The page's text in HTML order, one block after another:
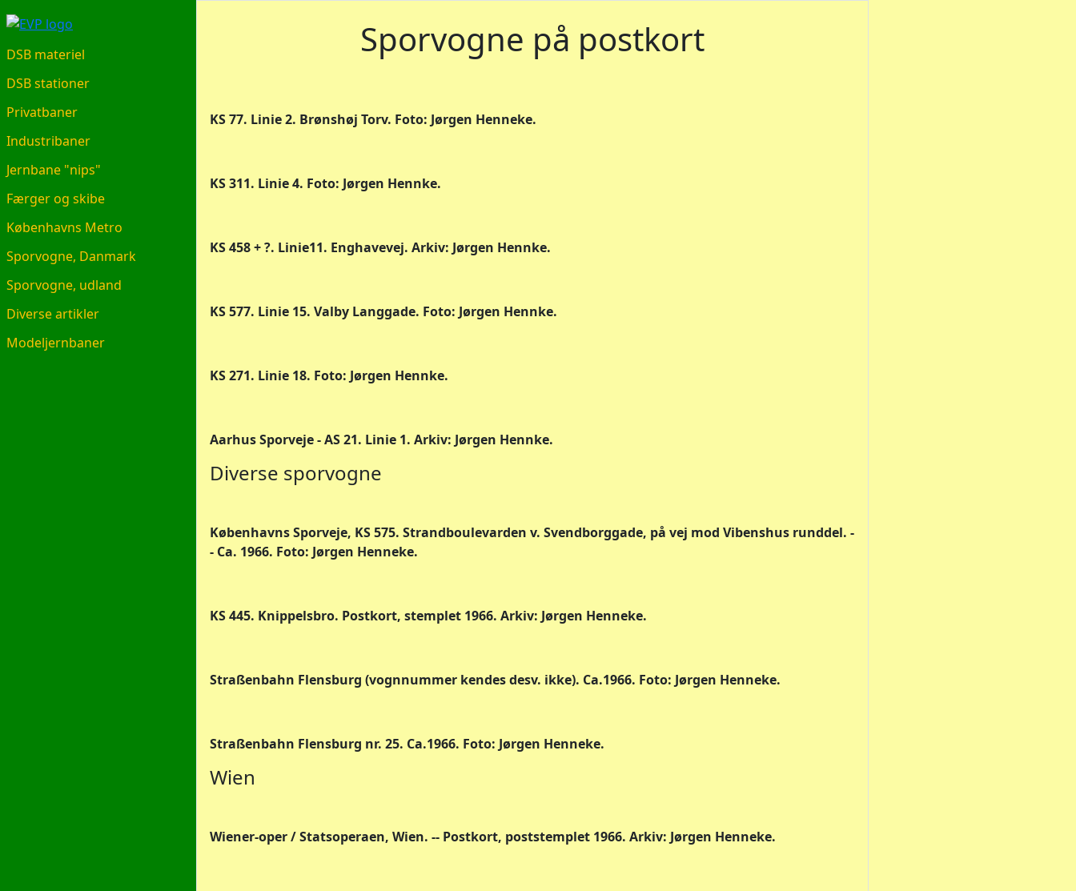
EVP.DK
DSB materiel
DSB stationer
Privatbaner
Industribaner
Jernbane "nips"
Færger og skibe
Københavns Metro
Sporvogne, Danmark
Sporvogne, udland
Diverse artikler
Modeljernbaner
Sporvogne på postkort
KS 77. Linie 2. Brønshøj Torv. Foto: Jørgen Henneke.
KS 311. Linie 4. Foto: Jørgen Hennke.
KS 458 + ?. Linie11. Enghavevej. Arkiv: Jørgen Hennke.
KS 577. Linie 15. Valby Langgade. Foto: Jørgen Hennke.
KS 271. Linie 18. Foto: Jørgen Hennke.
Aarhus Sporveje - AS 21. Linie 1. Arkiv: Jørgen Hennke.
Diverse sporvogne
Københavns Sporveje, KS 575. Strandboulevarden v. Svendborggade, på vej mod Vibenshus runddel. -
- Ca. 1966. Foto: Jørgen Henneke.
KS 445. Knippelsbro. Postkort, stemplet 1966. Arkiv: Jørgen Henneke.
Straßenbahn Flensburg (vognnummer kendes desv. ikke). Ca.1966. Foto: Jørgen Henneke.
Straßenbahn Flensburg nr. 25. Ca.1966. Foto: Jørgen Henneke.
Wien
Wiener-oper / Statsoperaen, Wien. -- Postkort, poststemplet 1966. Arkiv: Jørgen Henneke.